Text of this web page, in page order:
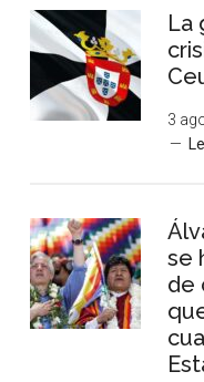
La
3
se
de